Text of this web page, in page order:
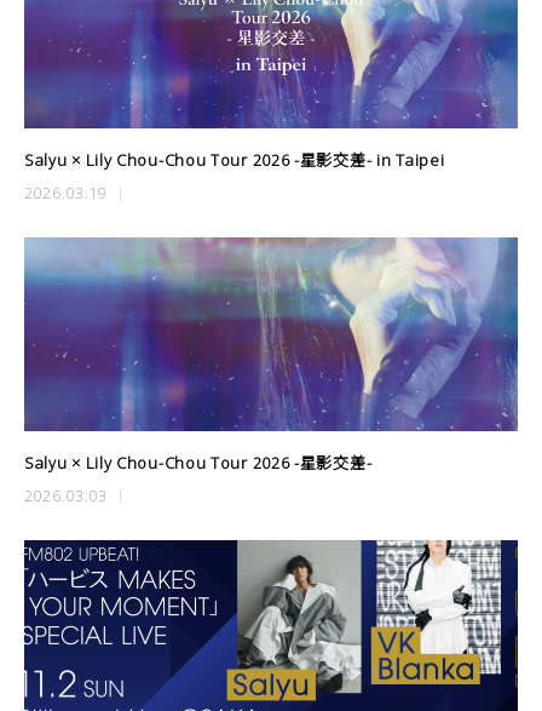
Salyu × Lily Chou-Chou Tour 2026 -星影交差- in Taipei
2026.03.19
Salyu × Lily Chou-Chou Tour 2026 -星影交差-
2026.03.03